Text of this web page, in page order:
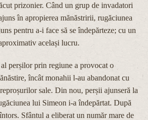
prizonier. Când un grup de invadatori
în apropierea mănăstririi, rugăciunea
pentru a-i face să se îndepărteze; cu un
același lucru.
perșilor prin regiune a provocat o
încât monahii l-au abandonat cu
sale. Din nou, perșii ajunseră la
lui Simeon i-a îndepărtat. După
Sfântul a eliberat un număr mare de